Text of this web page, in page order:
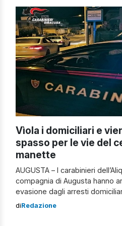
Tribunale di Palermo, su
Vìola i domiciliari e
spasso per le vie del
manette
AUGUSTA – I carabinieri
compagnia di Augusta hanno
evasione dagli arresti
L’uomo è stato arrestato lo
diRedazione